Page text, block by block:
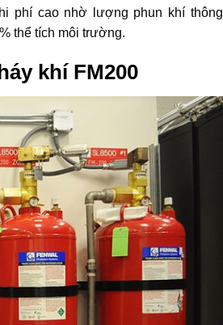
phí cao nhờ lượng phun khí thông
thể tích môi trường.
khí FM200